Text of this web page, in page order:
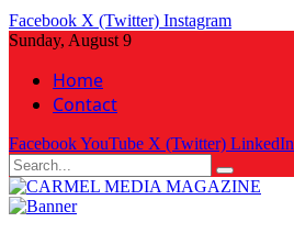
Facebook X (Twitter) Instagram
Sunday, August 9
Home
Contact
FacebookYouTube X (Twitter) LinkedIn